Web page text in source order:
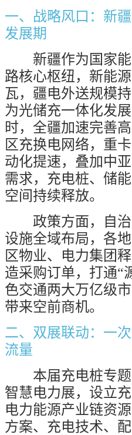
一、战略风口：新
发展期
新疆作为国家
路核心枢纽，新能
瓦，疆电外送规模
为光储充一体化发
时，全疆加速完善
区充换电网络，重
动化提速，叠加中
需求，充电桩、储
空间持续释放。
政策方面，自
设施全域布局，各
区物业、电力集团
造采购订单，打通“
色交通两大万亿级
带来空前商机。
二、双展联动：一
流量
本届充电桩专
智慧电力展，设立
电力能源产业链资
方案、充电技术、